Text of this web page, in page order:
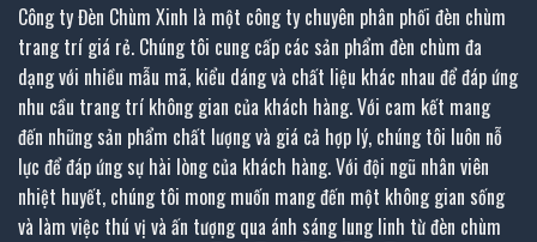
Công ty Đèn Chùm Xinh là một công ty chuyên phân phối đèn chùm
trang trí giá rẻ. Chúng tôi cung cấp các sản phẩm đèn chùm đa
dạng với nhiều mẫu mã, kiểu dáng và chất liệu khác nhau để đáp ứng
nhu cầu trang trí không gian của khách hàng. Với cam kết mang
đến những sản phẩm chất lượng và giá cả hợp lý, chúng tôi luôn nỗ
lực để đáp ứng sự hài lòng của khách hàng. Với đội ngũ nhân viên
nhiệt huyết, chúng tôi mong muốn mang đến một không gian sống
và làm việc thú vị và ấn tượng qua ánh sáng lung linh từ đèn chùm